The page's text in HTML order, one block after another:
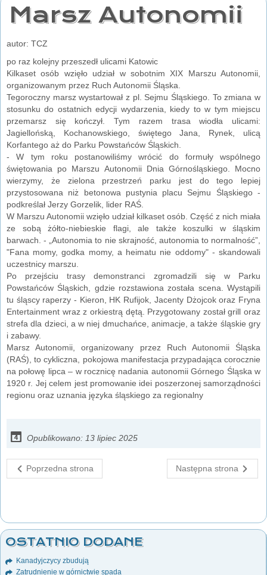
Marsz Autonomii
autor: TCZ
po raz kolejny przeszedł ulicami Katowic
Kilkaset osób wzięło udział w sobotnim XIX Marszu Autonomii,
organizowanym przez Ruch Autonomii Śląska.
Tegoroczny marsz wystartował z pl. Sejmu Śląskiego. To zmiana w
stosunku do ostatnich edycji wydarzenia, kiedy to w tym miejscu
przemarsz się kończył. Tym razem trasa wiodła ulicami:
Jagiellońską, Kochanowskiego, świętego Jana, Rynek, ulicą
Korfantego aż do Parku Powstańców Śląskich.
- W tym roku postanowiliśmy wrócić do formuły wspólnego
świętowania po Marszu Autonomii Dnia Górnośląskiego. Mocno
wierzymy, że zielona przestrzeń parku jest do tego lepiej
przystosowana niż betonowa pustynia placu Sejmu Śląskiego -
podkreślał Jerzy Gorzelik, lider RAŚ.
W Marszu Autonomii wzięło udział kilkaset osób. Część z nich miała
ze sobą żółto-niebieskie flagi, ale także koszulki w śląskim
barwach. - „Autonomia to nie skrajność, autonomia to normalność”,
"Fana momy, godka momy, a heimatu nie oddomy" - skandowali
uczestnicy marszu.
Po przejściu trasy demonstranci zgromadzili się w Parku
Powstańców Śląskich, gdzie rozstawiona została scena. Wystąpili
tu śląscy raperzy - Kieron, HK Rufijok, Jacenty Dżojcok oraz Fryna
Entertainment wraz z orkiestrą dętą. Przygotowany został grill oraz
strefa dla dzieci, a w niej dmuchańce, animacje, a także śląskie gry
i zabawy.
Marsz Autonomii, organizowany przez Ruch Autonomii Śląska
(RAŚ), to cykliczna, pokojowa manifestacja przypadająca corocznie
na połowę lipca – w rocznicę nadania autonomii Górnego Śląska w
1920 r. Jej celem jest promowanie idei poszerzonej samorządności
regionu oraz uznania języka śląskiego za regionalny
Opublikowano: 13 lipiec 2025
Poprzedna strona Następna strona
OSTATNIO DODANE
Kanadyjczycy zbudują
Zatrudnienie w górnictwie spada